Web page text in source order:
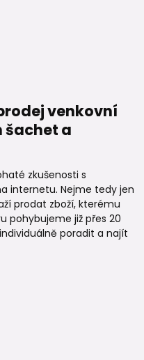
venkovní
šachet a
zkušenosti s
internetu. Nejme tedy jen
prodat zboží, kterému
pohybujeme již přes 20
poradit a najít